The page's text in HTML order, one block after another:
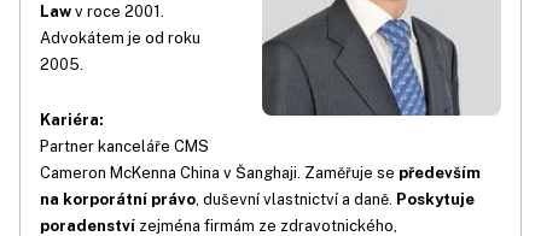
Law v roce 2001.
Advokátem je od roku
2005.
Kariéra:
Partner kanceláře CMS
Cameron McKenna China v Šanghaji. Zaměřuje se především
na korporátní právo, duševní vlastnictví a daně. Poskytuje
poradenství zejména firmám ze zdravotnického,